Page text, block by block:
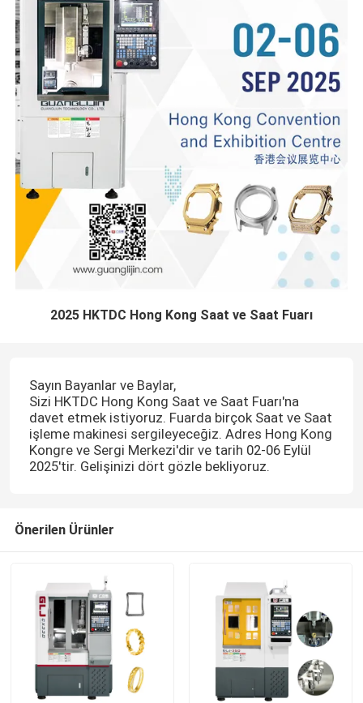
2025 HKTDC Hong Kong Saat ve Saat Fuarı
Sayın Bayanlar ve Baylar,
Sizi HKTDC Hong Kong Saat ve Saat Fuarı'na
davet etmek istiyoruz. Fuarda birçok Saat ve Saat
işleme makinesi sergileyeceğiz. Adres Hong Kong
Kongre ve Sergi Merkezi'dir ve tarih 02-06 Eylül
2025'tir. Gelişinizi dört gözle bekliyoruz.
Önerilen Ürünler